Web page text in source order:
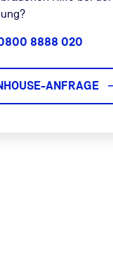
8888 020
ANFRAGE